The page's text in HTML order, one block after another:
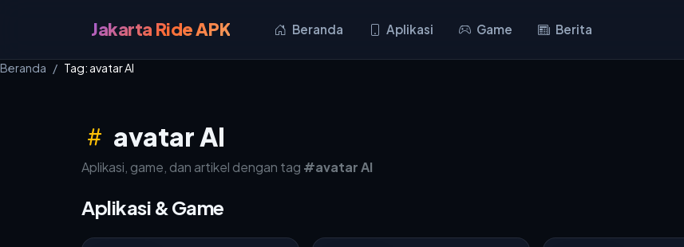
Jakarta Ride APK Beranda Aplikasi Game Berita
Beranda Tag: avatar AI
avatar AI
Aplikasi, game, dan artikel dengan tag #avatar AI
Aplikasi & Game